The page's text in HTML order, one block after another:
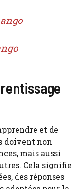
et de
doivent non
mais aussi
Cela signifie
des réponses